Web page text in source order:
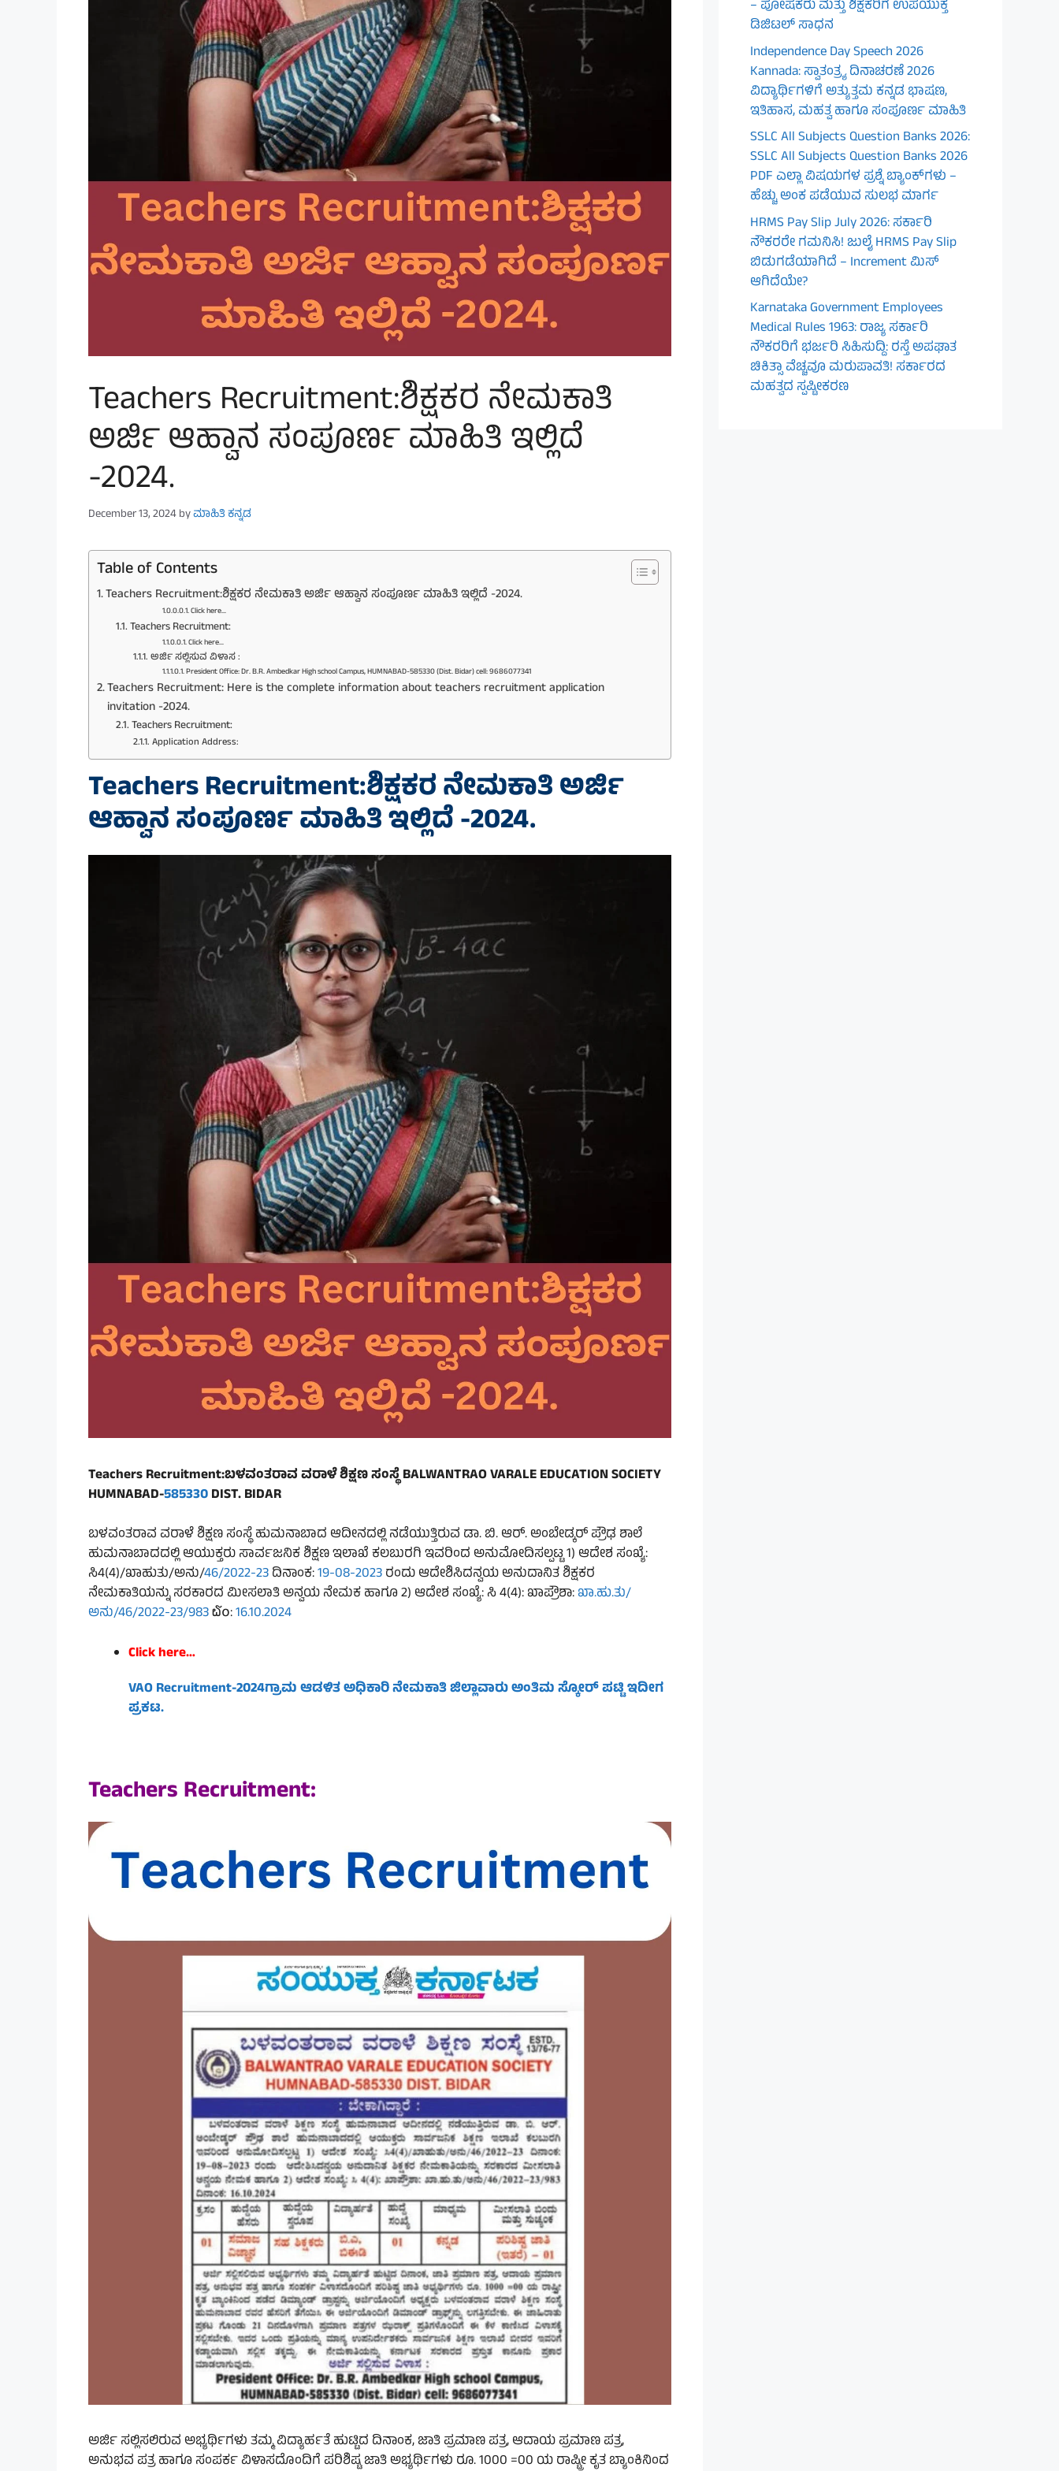
Teachers Recruitment:ಶಿಕ್ಷಕರ ನೇಮಕಾತಿ
ಅರ್ಜಿ ಆಹ್ವಾನ ಸಂಪೂರ್ಣ ಮಾಹಿತಿ ಇಲ್ಲಿದೆ
-2024.
December 13, 2024byಮಾಹಿತಿ ಕನ್ನಡ
Table of Contents
Teachers Recruitment:ಶಿಕ್ಷಕರ ನೇಮಕಾತಿ ಅರ್ಜಿ ಆಹ್ವಾನ ಸಂಪೂರ್ಣ ಮಾಹಿತಿ ಇಲ್ಲಿದೆ -2024.
Click here…
Teachers Recruitment:
Click here…
ಅರ್ಜಿ ಸಲ್ಲಿಸುವ ವಿಳಾಸ :
President Office: Dr. B.R. Ambedkar High school Campus, HUMNABAD-585330 (Dist. Bidar) cell: 9686077341
Teachers Recruitment: Here is the complete information about teachers recruitment application
invitation -2024.
Teachers Recruitment:
Application Address:
Teachers Recruitment:ಶಿಕ್ಷಕರ ನೇಮಕಾತಿ ಅರ್ಜಿ
ಆಹ್ವಾನ ಸಂಪೂರ್ಣ ಮಾಹಿತಿ ಇಲ್ಲಿದೆ -2024.
Teachers Recruitment:ಬಳವಂತರಾವ ವರಾಳೆ ಶಿಕ್ಷಣ ಸಂಸ್ಥೆ BALWANTRAO VARALE EDUCATION SOCIETY
HUMNABAD-585330DIST. BIDAR
ಬಳವಂತರಾವ ವರಾಳೆ ಶಿಕ್ಷಣ ಸಂಸ್ಥೆ ಹುಮನಾಬಾದ ಆದೀನದಲ್ಲಿ ನಡೆಯುತ್ತಿರುವ ಡಾ. ಬಿ. ಆರ್. ಅಂಬೇಡ್ಕರ್ ಪ್ರೌಢ ಶಾಲೆ
ಹುಮನಾಬಾದದಲ್ಲಿ ಆಯುಕ್ತರು ಸಾರ್ವಜನಿಕ ಶಿಕ್ಷಣ ಇಲಾಖೆ ಕಲಬುರಗಿ ಇವರಿಂದ ಅನುಮೋದಿಸಲ್ಪಟ್ಟ 1) ಆದೇಶ ಸಂಖ್ಯೆ:
ಸಿ4(4)/ಖಾಹುತು/ಅನು/46/2022-23ದಿನಾಂಕ:19-08-2023ರಂದು ಆದೇಶಿಸಿದನ್ವಯ ಅನುದಾನಿತ ಶಿಕ್ಷಕರ
ನೇಮಕಾತಿಯನ್ನು ಸರಕಾರದ ಮೀಸಲಾತಿ ಅನ್ವಯ ನೇಮಕ ಹಾಗೂ 2) ಆದೇಶ ಸಂಖ್ಯೆ: ಸಿ 4(4): ಖಾಪ್ರೌಶಾ:ಖಾ.ಹು.ತು/
ಅನು/46/2022-23/983໖໐:16.10.2024
Click here…
VAO Recruitment-2024ಗ್ರಾಮ ಆಡಳಿತ ಅಧಿಕಾರಿ ನೇಮಕಾತಿ ಜಿಲ್ಲಾವಾರು ಅಂತಿಮ ಸ್ಕೋರ್ ಪಟ್ಟಿ ಇದೀಗ
ಪ್ರಕಟ.
Teachers Recruitment:
ಅರ್ಜಿ ಸಲ್ಲಿಸಲಿರುವ ಅಭ್ಯರ್ಥಿಗಳು ತಮ್ಮ ವಿದ್ಯಾರ್ಹತೆ ಹುಟ್ಟಿದ ದಿನಾಂಕ, ಜಾತಿ ಪ್ರಮಾಣ ಪತ್ರ, ಆದಾಯ ಪ್ರಮಾಣ ಪತ್ರ,
ಅನುಭವ ಪತ್ರ ಹಾಗೂ ಸಂಪರ್ಕ ವಿಳಾಸದೊಂದಿಗೆ ಪರಿಶಿಷ್ಟ ಜಾತಿ ಅಭ್ಯರ್ಥಿಗಳು ರೂ. 1000 =00 ಯ ರಾಷ್ಟ್ರೀ ಕೃತ ಬ್ಯಾಂಕಿನಿಂದ
– ಪೋಷಕರು ಮತ್ತು ಶಿಕ್ಷಕರಿಗೆ ಉಪಯುಕ್ತ
ಡಿಜಿಟಲ್ ಸಾಧನ
Independence Day Speech 2026
Kannada: ಸ್ವಾತಂತ್ರ್ಯ ದಿನಾಚರಣೆ 2026
ವಿದ್ಯಾರ್ಥಿಗಳಿಗೆ ಅತ್ಯುತ್ತಮ ಕನ್ನಡ ಭಾಷಣ,
ಇತಿಹಾಸ, ಮಹತ್ವ ಹಾಗೂ ಸಂಪೂರ್ಣ ಮಾಹಿತಿ
SSLC All Subjects Question Banks 2026:
SSLC All Subjects Question Banks 2026
PDF ಎಲ್ಲಾ ವಿಷಯಗಳ ಪ್ರಶ್ನೆ ಬ್ಯಾಂಕ್‌ಗಳು –
ಹೆಚ್ಚು ಅಂಕ ಪಡೆಯುವ ಸುಲಭ ಮಾರ್ಗ
HRMS Pay Slip July 2026: ಸರ್ಕಾರಿ
ನೌಕರರೇ ಗಮನಿಸಿ! ಜುಲೈ HRMS Pay Slip
ಬಿಡುಗಡೆಯಾಗಿದೆ – Increment ಮಿಸ್
ಆಗಿದೆಯೇ?
Karnataka Government Employees
Medical Rules 1963: ರಾಜ್ಯ ಸರ್ಕಾರಿ
ನೌಕರರಿಗೆ ಭರ್ಜರಿ ಸಿಹಿಸುದ್ದಿ: ರಸ್ತೆ ಅಪಘಾತ
ಚಿಕಿತ್ಸಾ ವೆಚ್ಚವೂ ಮರುಪಾವತಿ! ಸರ್ಕಾರದ
ಮಹತ್ವದ ಸ್ಪಷ್ಟೀಕರಣ